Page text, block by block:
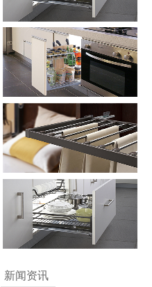
新闻资讯